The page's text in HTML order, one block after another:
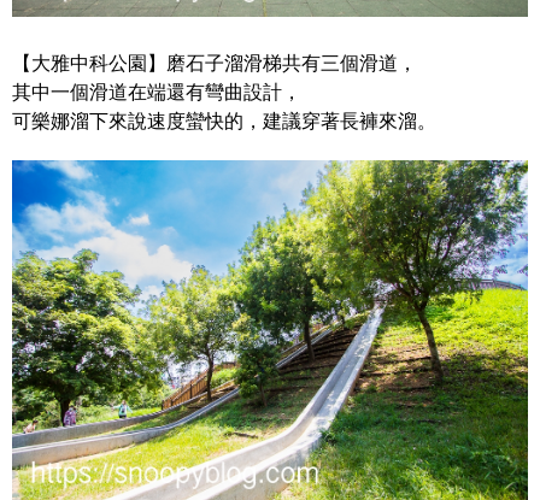
【大雅中科公園】磨石子溜滑梯共有三個滑道，
其中一個滑道在端還有彎曲設計，
可樂娜溜下來說速度蠻快的，建議穿著長褲來溜。